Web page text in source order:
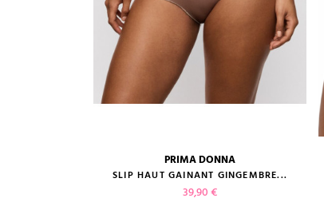
guide des tailles
PRIMA DONNA
SLIP HAUT GAINANT GINGEMBRE...
Prix
39,90 €